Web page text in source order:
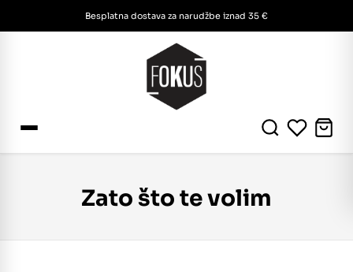
Besplatna dostava za narudžbe iznad 35 €
Zato što te volim